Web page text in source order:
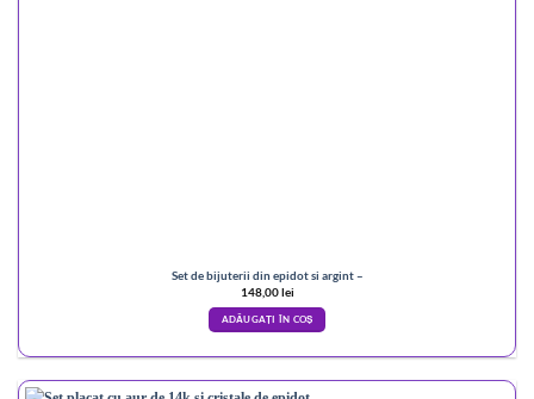
Set de bijuterii din epidot si argint –
148,00lei
ADĂUGAȚI ÎN COȘ